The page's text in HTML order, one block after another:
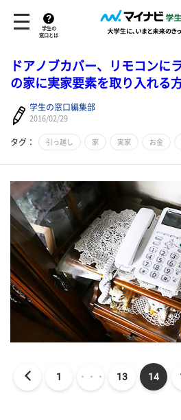
学生の
窓口とは
ドアノブカバー、リモコン
の家に実家要素を取り入れる
学生の窓口編集部
2016/02/29
タグ： 引っ越し 家 実家 お金
1 ・・・ 13 14